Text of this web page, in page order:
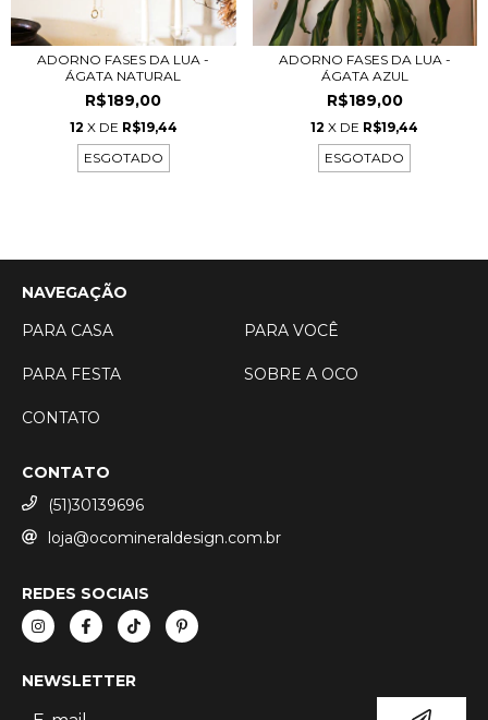
ADORNO FASES DA LUA -
ÁGATA NATURAL
R$189,00
12 X DE R$19,44
ESGOTADO
ADORNO FASES DA LUA -
ÁGATA AZUL
R$189,00
12 X DE R$19,44
ESGOTADO
NAVEGAÇÃO
PARA CASA
PARA VOCÊ
PARA FESTA SOBRE A OCO
CONTATO
CONTATO
(51)30139696
loja@ocomineraldesign.com.br
REDES SOCIAIS
NEWSLETTER